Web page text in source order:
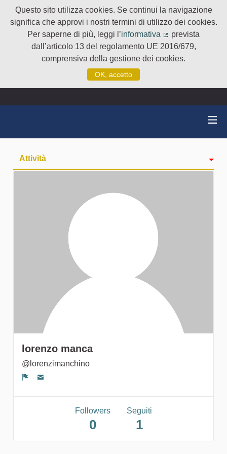
Questo sito utilizza cookies. Se continui la navigazione
significa che approvi i nostri termini di utilizzo dei cookies.
Per saperne di più, leggi l’informativa
(Collegamento
prevista
dall’articolo 13 del regolamento UE 2016/679,
comprensiva della gestione dei cookies.
OK, accetto
Attività
lorenzo manca
@lorenzimanchino
Followers
0
Seguiti
1